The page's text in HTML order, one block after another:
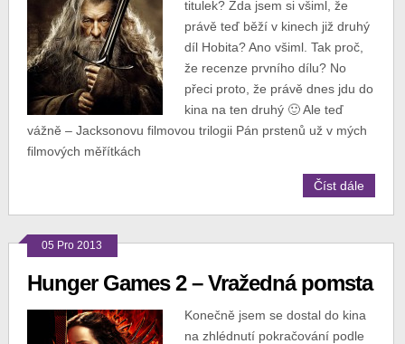
titulek? Zda jsem si všiml, že
právě teď běží v kinech již druhý
díl Hobita? Ano všiml. Tak proč,
že recenze prvního dílu? No
přeci proto, že právě dnes jdu do
kina na ten druhý 🙂 Ale teď
vážně – Jacksonovu filmovou trilogii Pán prstenů už v mých
filmových měřítkách
Číst dále
05 Pro 2013
Hunger Games 2 – Vražedná pomsta
Konečně jsem se dostal do kina
na zhlédnutí pokračování podle